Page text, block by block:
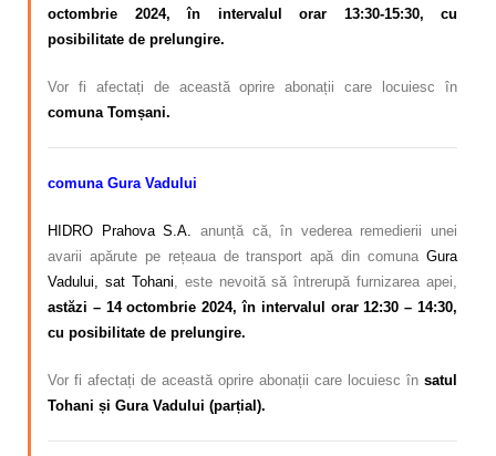
octombrie 2024, în intervalul orar 13:30-15:30, cu
posibilitate de prelungire.
Vor fi afectați de această oprire abonații care locuiesc în
comuna Tomșani.
comuna Gura Vadului
HIDRO Prahova S.A.
anunță că, în vederea remedierii unei
avarii apărute pe rețeaua de transport apă din comuna Gura
Vadului, sat Tohani , este nevoită să întrerupă furnizarea apei,
astăzi – 14 octombrie 2024, în intervalul orar 12:30 – 14:30,
cu posibilitate de prelungire.
Vor fi afectați de această oprire abonații care locuiesc în satul
Tohani și Gura Vadului (parțial).